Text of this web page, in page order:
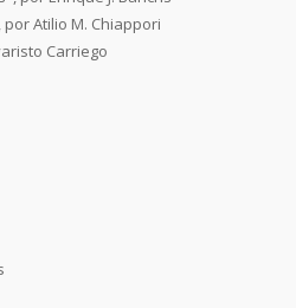
Atilio M. Chiappori
Carriego